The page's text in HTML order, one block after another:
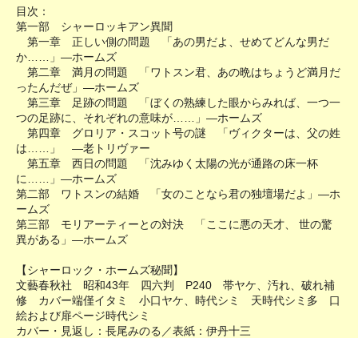
目次：
第一部 シャーロッキアン異聞
第一章 正しい側の問題 「あの男だよ、せめてどんな男だ
か……」―ホームズ
第二章 満月の問題 「ワトスン君、あの晩はちょうど満月だ
ったんだぜ」―ホームズ
第三章 足跡の問題 「ぼくの熟練した眼からみれば、一つ一
つの足跡に、それぞれの意味が……」―ホームズ
第四章 グロリア・スコット号の謎 「ヴィクターは、父の姓
は……」 ―老トリヴァー
第五章 西日の問題 「沈みゆく太陽の光が通路の床一杯
に……」―ホームズ
第二部 ワトスンの結婚 「女のことなら君の独壇場だよ」―ホ
ームズ
第三部 モリアーティーとの対決 「ここに悪の天才、 世の驚
異がある」―ホームズ
【シャーロック・ホームズ秘聞】
文藝春秋社 昭和43年 四六判 P240 帯ヤケ、汚れ、破れ補
修 カバー端僅イタミ 小口ヤケ、時代シミ 天時代シミ多 口
絵および扉ページ時代シミ
カバー・見返し：長尾みのる／表紙：伊丹十三